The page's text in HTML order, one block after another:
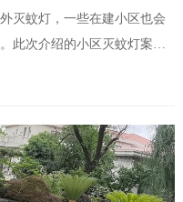
灭蚊灯，一些在建小区也会
此次介绍的小区灭蚊灯案例
蚊灯，新房交房前，由地产